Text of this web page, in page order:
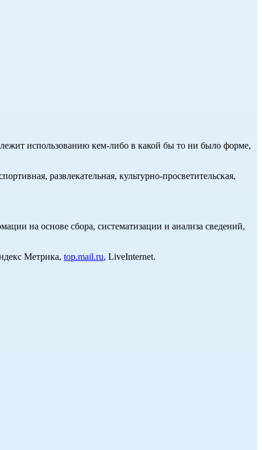
использованию кем-либо в какой бы то ни было форме,
развлекательная, культурно-просветительская,
на основе сбора, систематизации и анализа сведений,
Метрика, top.mail.ru, LiveInternet.